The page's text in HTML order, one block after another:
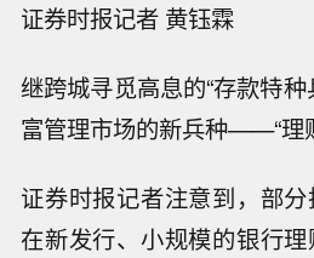
证券时报记者 黄钰霖
继跨城寻觅高息的“存款特
富管理市场的新兵种——“理
证券时报记者注意到，部
在新发行、小规模的银行